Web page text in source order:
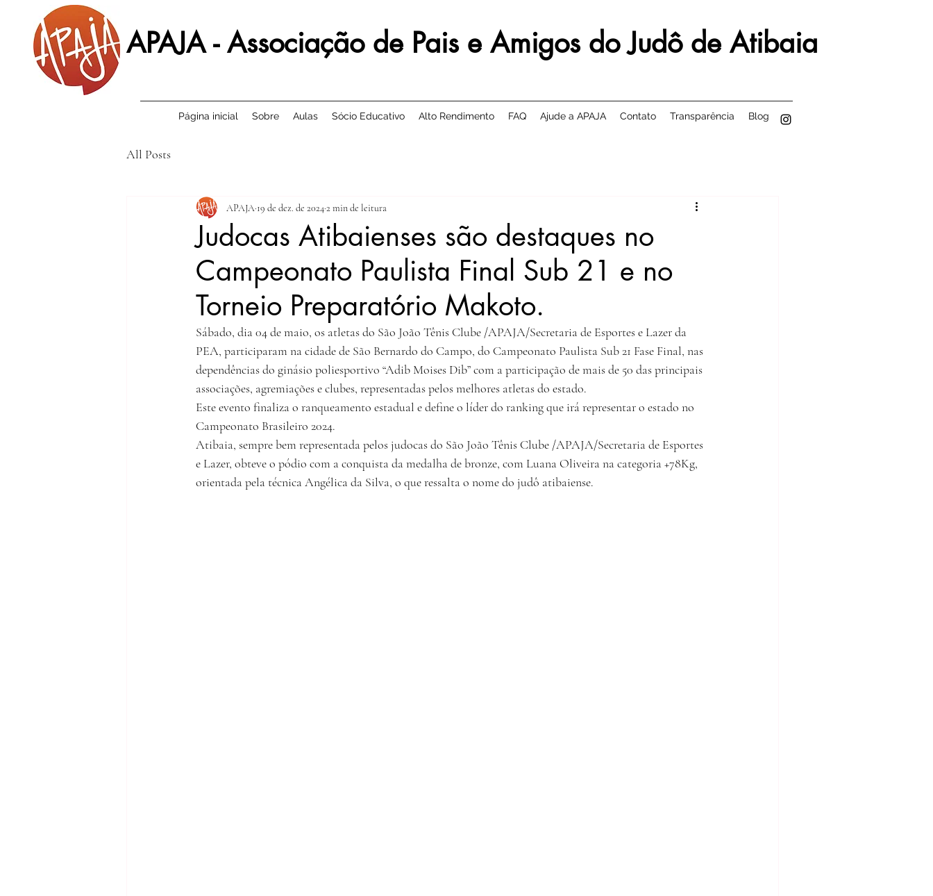
APAJA - Associação de Pais e Amigos do Judô de Atibaia
Página inicial Sobre Aulas Sócio Educativo Alto Rendimento FAQ Ajude a APAJA Contato Transparência Blog
All Posts
Judocas Atibaienses são destaques no
Campeonato Paulista Final Sub 21 e no
Torneio Preparatório Makoto.
APAJA 19 de dez. de 20242 min de leitura
Sábado, dia 04 de maio, os atletas do São João Tênis Clube /APAJA/Secretaria de Esportes e Lazer da
PEA, participaram na cidade de São Bernardo do Campo, do Campeonato Paulista Sub 21 Fase Final, nas
dependências do ginásio poliesportivo “Adib Moises Dib” com a participação de mais de 50 das principais
associações, agremiações e clubes, representadas pelos melhores atletas do estado.
Este evento finaliza o ranqueamento estadual e define o líder do ranking que irá representar o estado no
Campeonato Brasileiro 2024.
Atibaia, sempre bem representada pelos judocas do São João Tênis Clube /APAJA/Secretaria de Esportes
e Lazer, obteve o pódio com a conquista da medalha de bronze, com Luana Oliveira na categoria +78Kg,
orientada pela técnica Angélica da Silva, o que ressalta o nome do judô atibaiense.